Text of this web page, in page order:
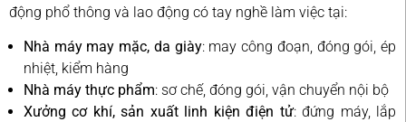
động phổ thông và lao động có tay nghề làm việc tại:
Nhà máy may mặc, da giày: may công đoạn, đóng gói, ép
nhiệt, kiểm hàng
Nhà máy thực phẩm: sơ chế, đóng gói, vận chuyển nội bộ
Xưởng cơ khí, sản xuất linh kiện điện tử: đứng máy, lắp